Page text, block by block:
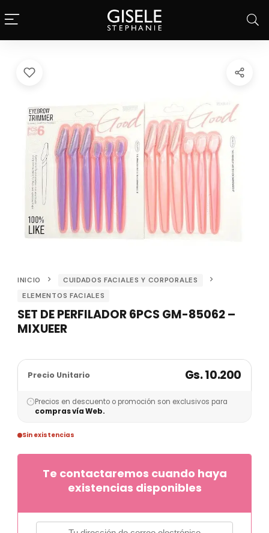
INICIO
CUIDADOS FACIALES Y CORPORALES
ELEMENTOS FACIALES
SET DE PERFILADOR 6PCS GM-85062 –
MIXUEER
Precio Unitario Gs. 10.200
Precios en descuento o promoción son exclusivos para
compras vía Web.
Sin existencias
Te contactaremos cuando haya
existencias disponibles